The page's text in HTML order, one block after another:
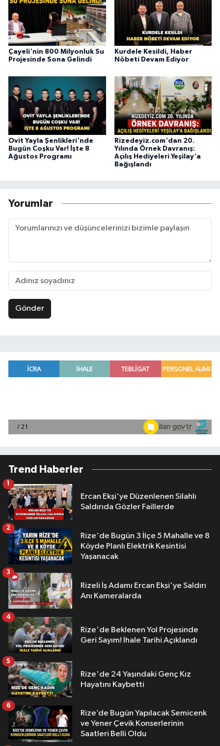
Çayeli'nin 800 Milyonluk Su
Projesinde Sona Gelindi
Kurdele Kesildi, Haber
Nöbeti Devam Ediyor
Ovit Yayla Şenlikleri'nde
Bugün Coşku Var! İşte 8
Ağustos Programı
Rizedeyiz.com'dan 20.
Yılında Örnek Davranış:
Açılış Hediyeleri Yeşilay'a
Bağışlandı
Yorumlar
Gönder
Trend Haberler
Ercan Ekşi'ye Düzenlenen Silahlı
Saldırıda Gözler Faillerde
1
Rize'de Bugün 3 İlçe 5 Mahalle ve 8
Köyde Planlı Elektrik Kesintisi
Yaşanacak
2
Rizeli İş Adamı Ercan Ekşi'ye Saldırı
Anı Kameralarda
3
Rize'de Beklenen Yol Projesinde
Geri Sayım! İhale Tarihi Açıklandı
4
Rize'de 24 Yaşındaki Genç Kız
Hayatını Kaybetti
5
Rize’de Bugün Yapılacak Semicenk
ve Yener Çevik Konserlerinin
Saatleri Belli Oldu
6